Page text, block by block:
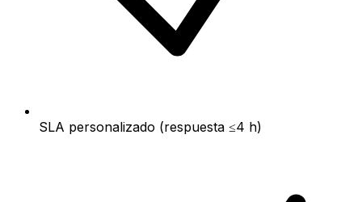
SLA personalizado (respuesta ≤4 h)